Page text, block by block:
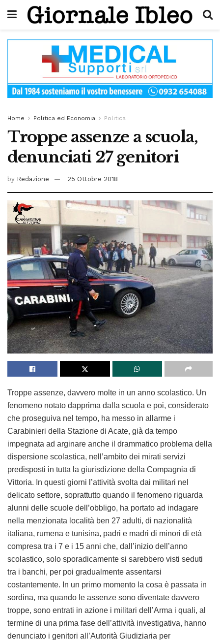
Home Politica ed Economia Politica
Troppe assenze a scuola,
denunciati 27 genitori
by Redazione 25 Ottobre 2018
Troppe assenze, davvero molte in un anno scolastico. Un
fenomeno notato dapprima dalla scuola e poi, considerato
che proseguiva nel tempo, ha messo in allarme i
Carabinieri della Stazione di Acate, già da tempo
impegnata ad arginare anche il drammatico problema della
dispersione scolastica, nell’ambito dei mirati servizi
predisposti in tutta la giurisdizione della Compagnia di
Vittoria. In questi giorni l’attività svolta dai militari nel
delicato settore, soprattutto quando il fenomeno riguarda
alunni delle scuole dell’obbligo, ha portato ad indagare
nella menzionata località ben 27 adulti, di nazionalità
italiana, rumena e tunisina, padri e madri di minori di età
compresa tra i 7 e i 15 anni che, dall’inizio dell’anno
scolastico, solo sporadicamente si sarebbero visti seduti
tra i banchi, per poi gradualmente assentarsi
costantemente. In un primo momento la cosa è passata in
sordina, ma quando le assenze sono diventate davvero
troppe, sono entrati in azione i militari dell’Arma i quali, al
termine di una prima fase dell’attività investigativa, hanno
denunciato i genitori all’Autorità Giudiziaria per